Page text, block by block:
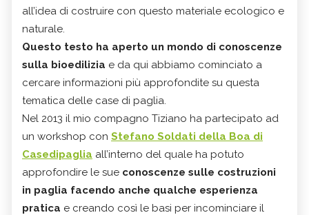
all’idea di costruire con questo materiale ecologico e
naturale.
Questo testo ha aperto un mondo di conoscenze
sulla bioedilizia e da qui abbiamo cominciato a
cercare informazioni più approfondite su questa
tematica delle case di paglia.
Nel 2013 il mio compagno Tiziano ha partecipato ad
un workshop con Stefano Soldati della Boa di
Casedipaglia all’interno del quale ha potuto
approfondire le sue conoscenze sulle costruzioni
in paglia facendo anche qualche esperienza
pratica e creando così le basi per incominciare il